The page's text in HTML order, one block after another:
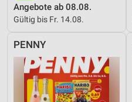
Angebote ab 08.08.
Gültig bis Fr. 14.08.
PENNY